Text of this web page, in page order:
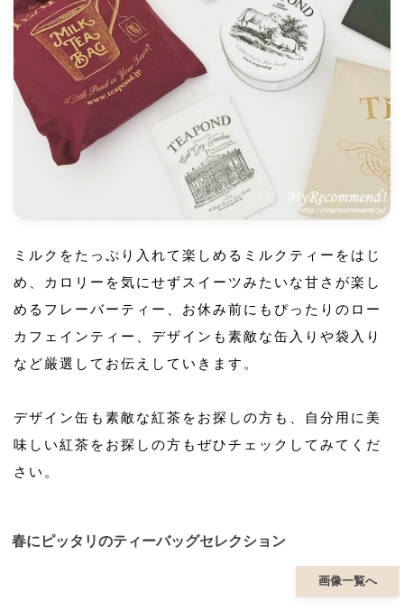
ミルクをたっぷり入れて楽しめるミルクティーをはじ
め、カロリーを気にせずスイーツみたいな甘さが楽し
めるフレーバーティー、お休み前にもぴったりのロー
カフェインティー、デザインも素敵な缶入りや袋入り
など厳選してお伝えしていきます。
デザイン缶も素敵な紅茶をお探しの方も、自分用に美
味しい紅茶をお探しの方もぜひチェックしてみてくだ
さい。
春にピッタリのティーバッグセレクション
画像一覧へ